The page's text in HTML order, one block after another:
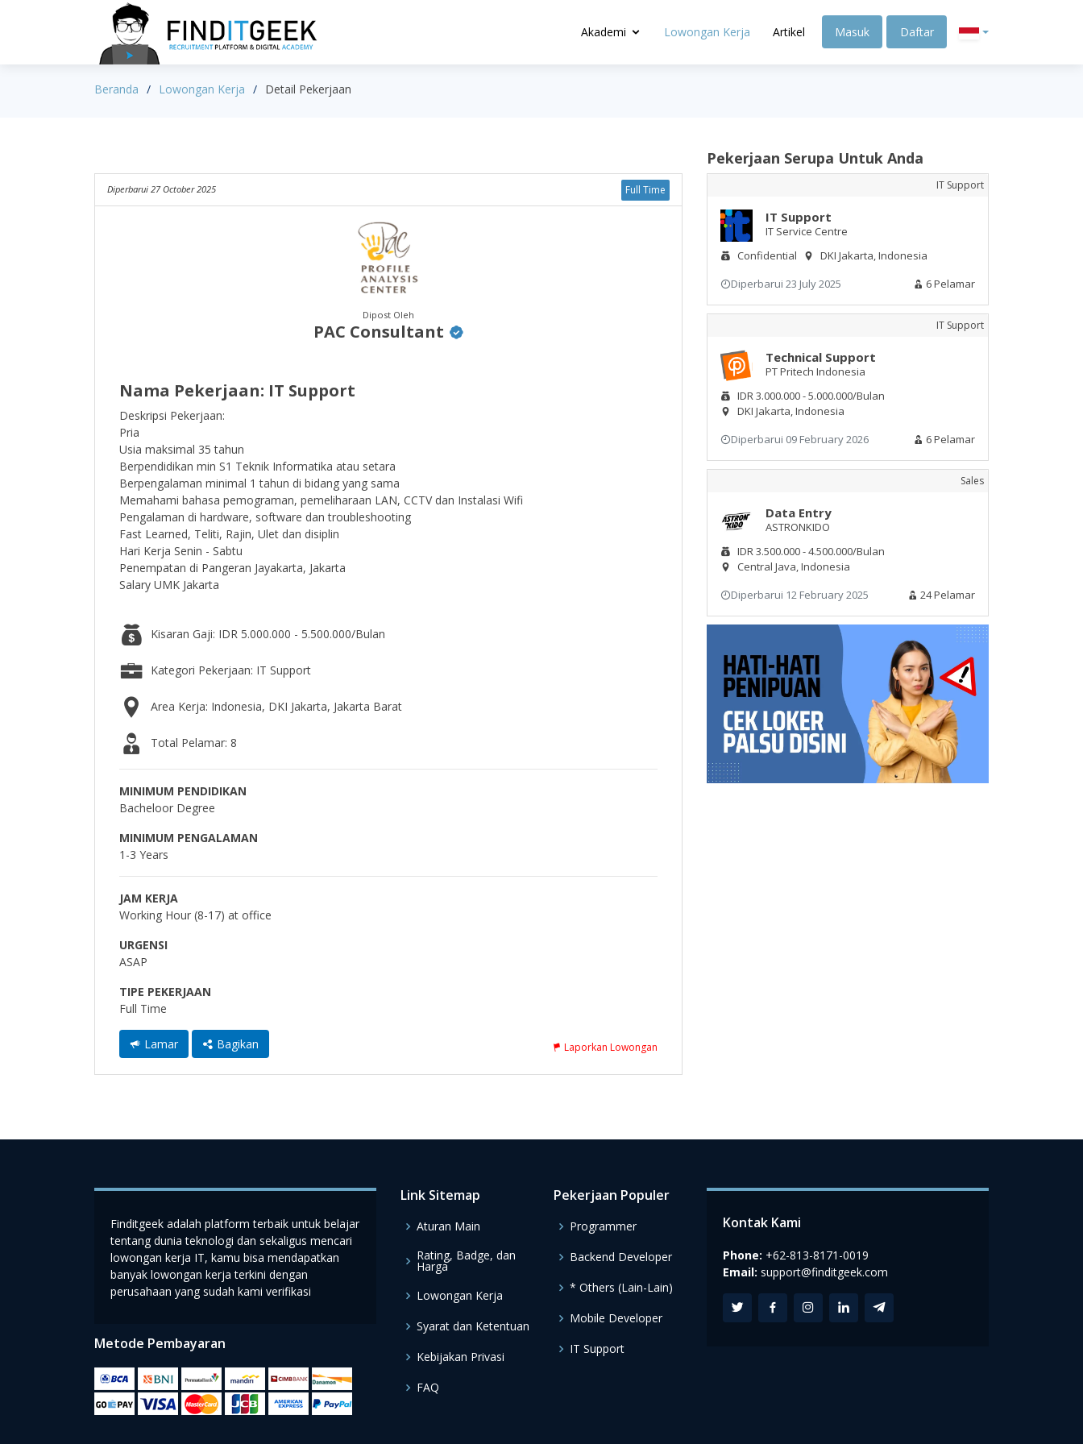
Akademi Lowongan Kerja Artikel Masuk Daftar
Beranda Lowongan Kerja Detail Pekerjaan
Diperbarui 27 October 2025 Full Time
Dipost Oleh
PAC Consultant
Nama Pekerjaan: IT Support
Deskripsi Pekerjaan:
Pria
Usia maksimal 35 tahun
Berpendidikan min S1 Teknik Informatika atau setara
Berpengalaman minimal 1 tahun di bidang yang sama
Memahami bahasa pemograman, pemeliharaan LAN, CCTV dan Instalasi Wifi
Pengalaman di hardware, software dan troubleshooting
Fast Learned, Teliti, Rajin, Ulet dan disiplin
Hari Kerja Senin - Sabtu
Penempatan di Pangeran Jayakarta, Jakarta
Salary UMK Jakarta
Kisaran Gaji: IDR 5.000.000 - 5.500.000/Bulan
Kategori Pekerjaan: IT Support
Area Kerja: Indonesia, DKI Jakarta, Jakarta Barat
Total Pelamar: 8
MINIMUM PENDIDIKAN
Bacheloor Degree
MINIMUM PENGALAMAN
1-3 Years
JAM KERJA
Working Hour (8-17) at office
URGENSI
ASAP
TIPE PEKERJAAN
Full Time
Lamar Bagikan Laporkan Lowongan
Pekerjaan Serupa Untuk Anda
IT Support
IT Support
IT Service Centre
Confidential
DKI Jakarta, Indonesia
Diperbarui 23 July 2025
6 Pelamar
IT Support
Technical Support
PT Pritech Indonesia
IDR 3.000.000 - 5.000.000/Bulan
DKI Jakarta, Indonesia
Diperbarui 09 February 2026
6 Pelamar
Sales
Data Entry
ASTRONKIDO
IDR 3.500.000 - 4.500.000/Bulan
Central Java, Indonesia
Diperbarui 12 February 2025
24 Pelamar
Finditgeek adalah platform terbaik untuk belajar
tentang dunia teknologi dan sekaligus mencari
lowongan kerja IT, kamu bisa mendapatkan
banyak lowongan kerja terkini dengan
perusahaan yang sudah kami verifikasi
Metode Pembayaran
Link Sitemap
Aturan Main
Rating, Badge, dan
Harga
Lowongan Kerja
Syarat dan Ketentuan
Kebijakan Privasi
FAQ
Pekerjaan Populer
Programmer
Backend Developer
* Others (Lain-Lain)
Mobile Developer
IT Support
Kontak Kami
Phone: +62-813-8171-0019
Email: support@finditgeek.com